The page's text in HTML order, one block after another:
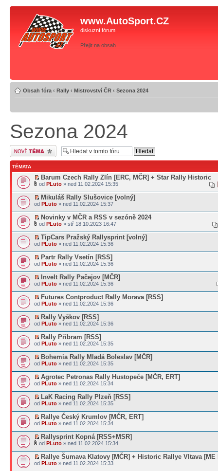
www.AutoSport.CZ
diskuzní fórum
Přejít na obsah
Obsah fóra ‹ Rally ‹ Mistrovství ČR ‹ Sezona 2024
Sezona 2024
Odeslat nové téma
TÉMATA
Barum Czech Rally Zlín [ERC, MČR] + Star Rally Historic
od PLuto » ned 11.02.2024 15:35
Mikuláš Rally Slušovice [volný]
od PLuto » ned 11.02.2024 15:37
Novinky v MČR a RSS v sezóně 2024
od PLuto » stř 18.10.2023 16:47
TipCars Pražský Rallysprint [volný]
od PLuto » ned 11.02.2024 15:36
Partr Rally Vsetín [RSS]
od PLuto » ned 11.02.2024 15:36
Invelt Rally Pačejov [MČR]
od PLuto » ned 11.02.2024 15:36
Futures Contproduct Rally Morava [RSS]
od PLuto » ned 11.02.2024 15:36
Rally Vyškov [RSS]
od PLuto » ned 11.02.2024 15:36
Rally Příbram [RSS]
od PLuto » ned 11.02.2024 15:35
Bohemia Rally Mladá Boleslav [MČR]
od PLuto » ned 11.02.2024 15:35
Agrotec Petronas Rally Hustopeče [MČR, ERT]
od PLuto » ned 11.02.2024 15:34
LaK Racing Rally Plzeň [RSS]
od PLuto » ned 11.02.2024 15:35
Rallye Český Krumlov [MČR, ERT]
od PLuto » ned 11.02.2024 15:34
Rallysprint Kopná [RSS+MSR]
od PLuto » ned 11.02.2024 15:34
Rallye Šumava Klatovy [MČR] + Historic Rallye Vltava [ME
od PLuto » ned 11.02.2024 15:33